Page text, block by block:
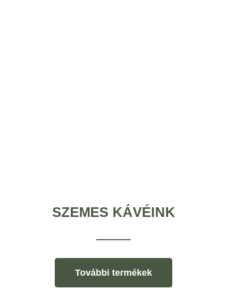
SZEMES KÁVÉINK
További termékek